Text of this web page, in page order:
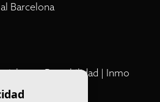
Barcelona
en Rentabilidad | Inmo